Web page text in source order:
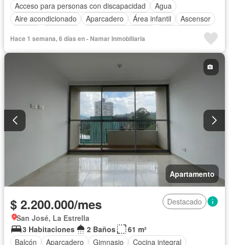
Acceso para personas con discapacidad
Agua
Aire acondicionado
Aparcadero Área infantil
Ascensor
Cocina integral
Gas natural
Gimnasio Piscina
Vigilante
Permite mascotas
Hace 1 semana, 6 días en - Namar Inmobiliaria
Apartamento
$ 2.200.000/mes
Destacado
San José, La Estrella
3 Habitaciones
2 Baños
61 m²
Balcón
Aparcadero Gimnasio Cocina integral